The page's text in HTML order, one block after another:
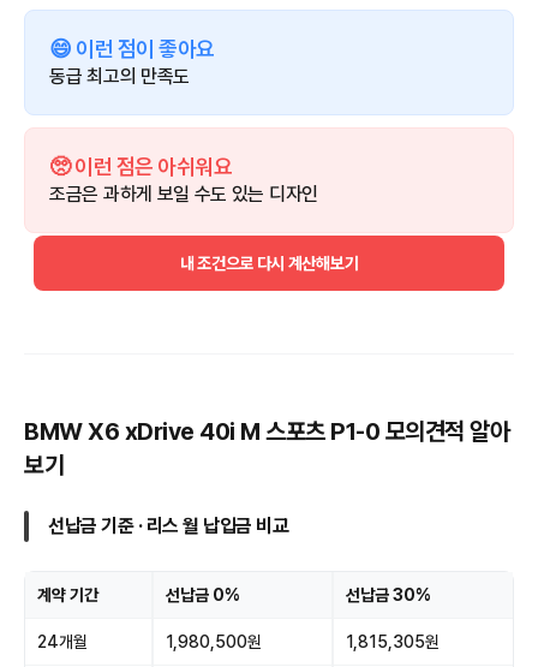
😄 이런 점이 좋아요
동급 최고의 만족도
🥺 이런 점은 아쉬워요
조금은 과하게 보일 수도 있는 디자인
내 조건으로 다시 계산해보기
BMW X6 xDrive 40i M 스포츠 P1-0 모의견적 알아
보기
선납금 기준 · 리스 월 납입금 비교
계약 기간 선납금 0% 선납금 30%
24개월 1,980,500원 1,815,305원